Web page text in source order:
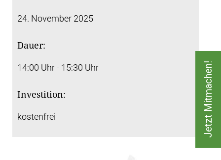
24. November 2025
Dauer:
14:00 Uhr - 15:30 Uhr
Investition:
kostenfrei Jetzt Mitmachen!